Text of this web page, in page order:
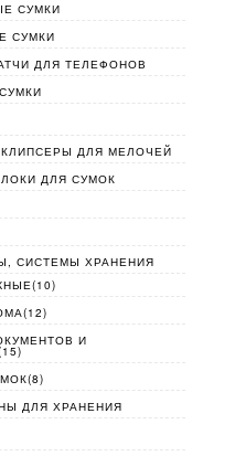
СУМКИ
СУМКИ
ДЛЯ ТЕЛЕФОНОВ
ДЛЯ МЕЛОЧЕЙ
ДЛЯ СУМОК
СИСТЕМЫ ХРАНЕНИЯ
И
ДЛЯ ХРАНЕНИЯ